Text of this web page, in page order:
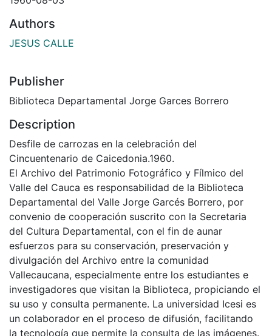
Authors
JESUS CALLE
Publisher
Biblioteca Departamental Jorge Garces Borrero
Description
Desfile de carrozas en la celebración del
Cincuentenario de Caicedonia.1960.
El Archivo del Patrimonio Fotográfico y Fílmico del
Valle del Cauca es responsabilidad de la Biblioteca
Departamental del Valle Jorge Garcés Borrero, por
convenio de cooperación suscrito con la Secretaria
del Cultura Departamental, con el fin de aunar
esfuerzos para su conservación, preservación y
divulgación del Archivo entre la comunidad
Vallecaucana, especialmente entre los estudiantes e
investigadores que visitan la Biblioteca, propiciando el
su uso y consulta permanente. La universidad Icesi es
un colaborador en el proceso de difusión, facilitando
la tecnología que permite la consulta de las imágenes.